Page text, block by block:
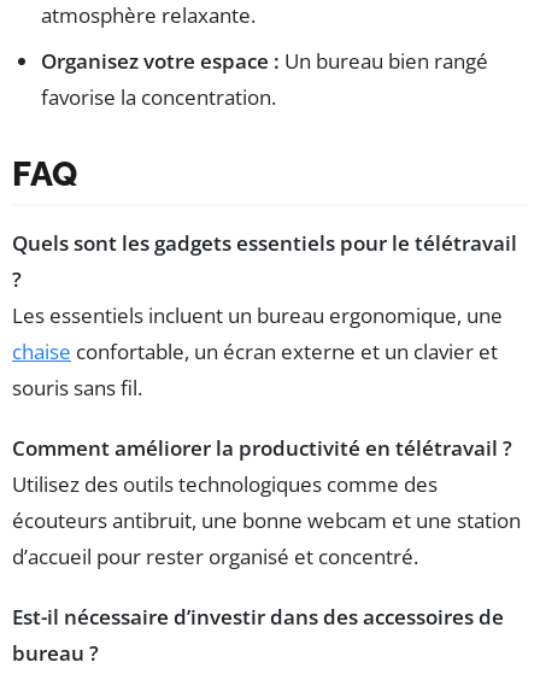
atmosphère relaxante.
Organisez votre espace : Un bureau bien rangé
favorise la concentration.
FAQ
Quels sont les gadgets essentiels pour le télétravail
?
Les essentiels incluent un bureau ergonomique, une
chaise confortable, un écran externe et un clavier et
souris sans fil.
Comment améliorer la productivité en télétravail ?
Utilisez des outils technologiques comme des
écouteurs antibruit, une bonne webcam et une station
d’accueil pour rester organisé et concentré.
Est-il nécessaire d’investir dans des accessoires de
bureau ?